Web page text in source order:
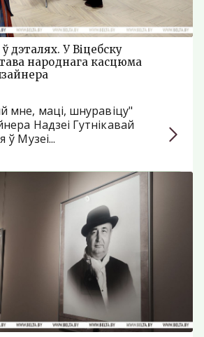
дэталях. У Віцебску
народнага касцюма
мне, маці, шнуравіцу"
Надзеі Гутнікавай
ў Музеі...